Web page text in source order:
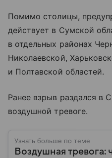
Помимо столицы,
действует в Сумской
в отдельных районах
Николаевской,
и Полтавской областей.
Ранее взрыв раздался в
воздушной тревоге.
Узнать больше по теме
Воздушная тревога: